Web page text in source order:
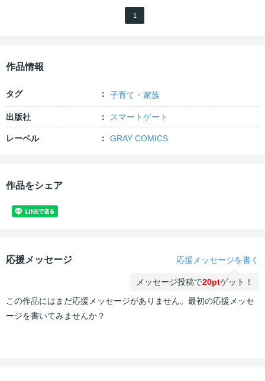
1
作品情報
タグ 子育て・家族
出版社 スマートゲート
レーベル GRAY COMICS
作品をシェア
応援メッセージ 応援メッセージを書く
メッセージ投稿で20ptゲット！
この作品にはまだ応援メッセージがありません。最初の応援メッセ
ージを書いてみませんか？